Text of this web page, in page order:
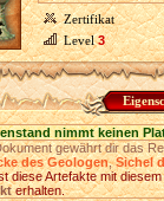
Zertifikat
Level3
nimmt keinen
gewährt dir das
des Geologen,Sichel
diese Artefakte mit
erhalten.